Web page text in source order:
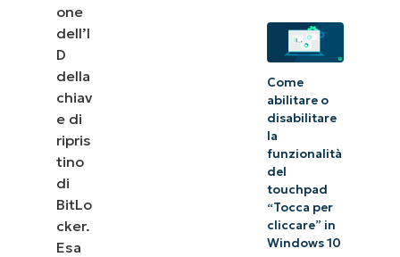
one
dell’I
D
della
chiav
e di
ripris
tino
di
BitLo
cker.
Esa
Come
abilitare o
disabilitare
la
funzionalità
del
touchpad
“Tocca per
cliccare” in
Windows 10